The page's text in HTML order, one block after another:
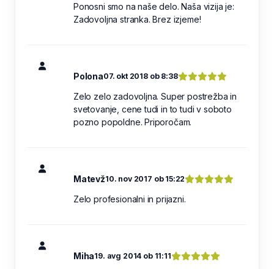
Ponosni smo na naše delo. Naša vizija je:
Zadovoljna stranka. Brez izjeme!
Polona07. okt 2018 ob 8:38
Zelo zelo zadovoljna. Super postrežba in
svetovanje, cene tudi in to tudi v soboto
pozno popoldne. Priporočam.
Matevž10. nov 2017 ob 15:22
Zelo profesionalni in prijazni.
Miha19. avg 2014 ob 11:11